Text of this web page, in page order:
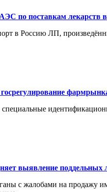
по поставкам лекарств
в Россию ЛП,
выявление поддельных
с жалобами на продажу